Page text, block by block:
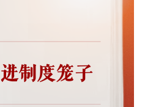
武装